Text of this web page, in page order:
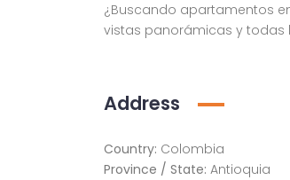
¿Buscando apartamentos
vistas panorámicas y
Address
Country: Colombia
Province / State: Antioquia